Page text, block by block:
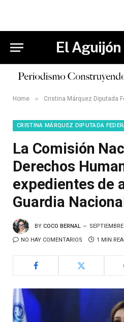
El
Home » Cristina Márquez Diputada
CRISTINA MÁRQUEZ DIPUTADA
La Comisión
Derechos
expedientes de
Guardia
BY COCO BERNAL
NO HAY COMENTARIOS 1 MIN